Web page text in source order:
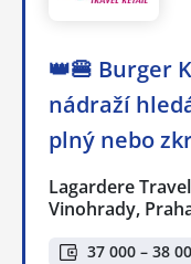
👑🍔 Burger
nádraží
plný nebo
Lagardere
Vinohrady,
37 000 – 38